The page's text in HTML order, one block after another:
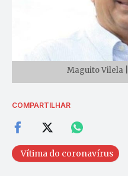
Maguito Vilela
COMPARTILHAR
Vítima do coronavírus